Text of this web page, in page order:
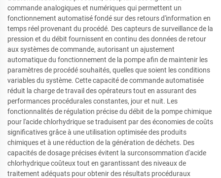
commande analogiques et numériques qui permettent un
fonctionnement automatisé fondé sur des retours d'information en
temps réel provenant du procédé. Des capteurs de surveillance de la
pression et du débit fournissent en continu des données de retour
aux systèmes de commande, autorisant un ajustement
automatique du fonctionnement de la pompe afin de maintenir les
paramètres de procédé souhaités, quelles que soient les conditions
variables du système. Cette capacité de commande automatisée
réduit la charge de travail des opérateurs tout en assurant des
performances procédurales constantes, jour et nuit. Les
fonctionnalités de régulation précise du débit de la pompe chimique
pour l'acide chlorhydrique se traduisent par des économies de coûts
significatives grâce à une utilisation optimisée des produits
chimiques et à une réduction de la génération de déchets. Des
capacités de dosage précises évitent la surconsommation d'acide
chlorhydrique coûteux tout en garantissant des niveaux de
traitement adéquats pour obtenir des résultats procéduraux